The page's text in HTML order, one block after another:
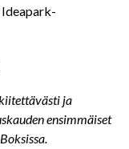
Ideapark-
ja
ensimmäiset